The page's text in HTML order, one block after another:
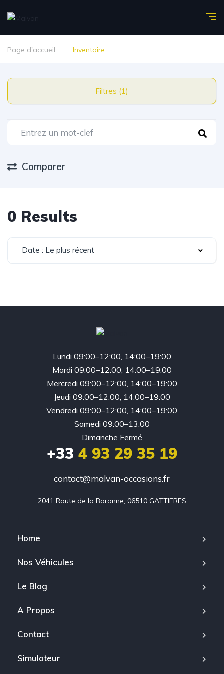
Page d'accueil Inventaire
Filtres (1)
Comparer
0 Results
Date : Le plus récent
Lundi 09:00–12:00, 14:00–19:00
Mardi 09:00–12:00, 14:00–19:00
Mercredi 09:00–12:00, 14:00–19:00
Jeudi 09:00–12:00, 14:00–19:00
Vendredi 09:00–12:00, 14:00–19:00
Samedi 09:00–13:00
Dimanche Fermé
+33 4 93 29 35 19
contact@malvan-occasions.fr
2041 Route de la Baronne, 06510 GATTIERES
Home
Nos Véhicules
Le Blog
A Propos
Contact
Simulateur